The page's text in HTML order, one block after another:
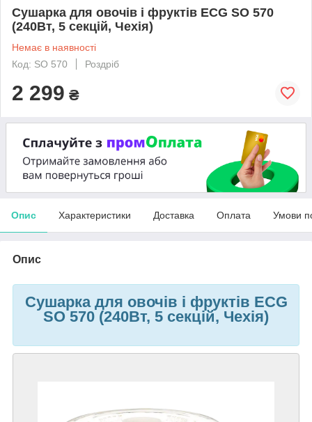
Сушарка для овочів і фруктів ECG SO 570
(240Вт, 5 секцій, Чехія)
Немає в наявності
Код: SO 570
Роздріб
2 299 ₴
Опис Характеристики Доставка Оплата Умови
Опис
Сушарка для овочів і фруктів ECG
SO 570 (240Вт, 5 секцій, Чехія)